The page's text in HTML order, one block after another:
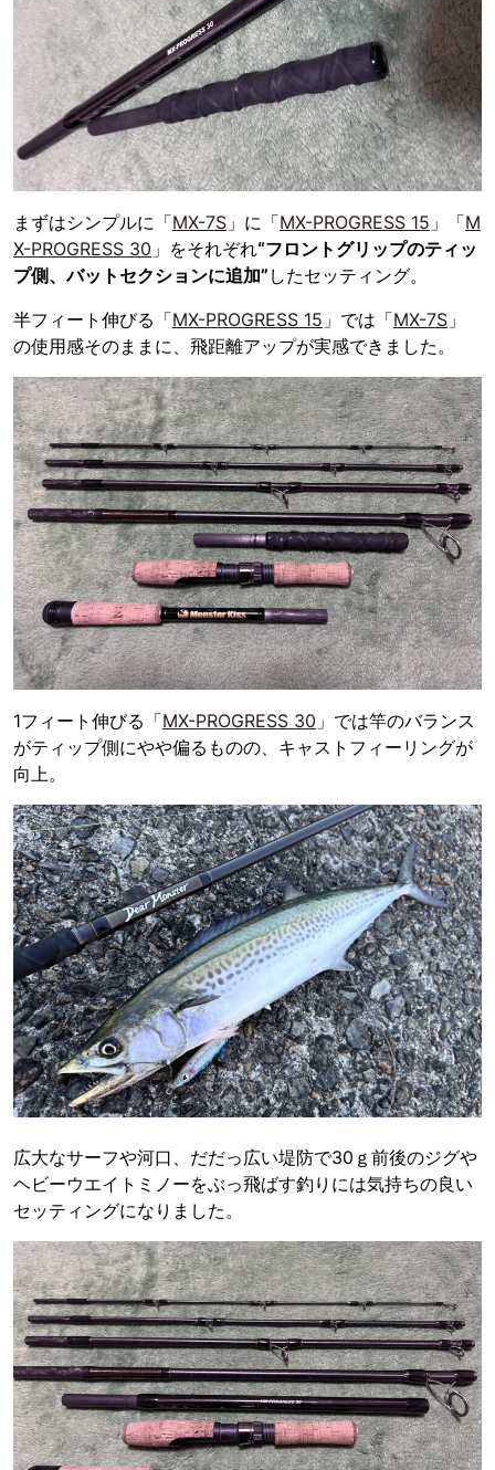
まずはシンプルに「MX-7S 」に「MX-PROGRESS 15 」「M
X-PROGRESS 30 」をそれぞれ“フロントグリップのティッ
プ側、バットセクションに追加” したセッティング。
半フィート伸びる「MX-PROGRESS 15 」では「MX-7S 」
の使用感そのままに、飛距離アップが実感できました。
1フィート伸びる「MX-PROGRESS 30 」では竿のバランス
がティップ側にやや偏るものの、キャストフィーリングが
向上。
広大なサーフや河口、だだっ広い堤防で30ｇ前後のジグや
ヘビーウエイトミノーをぶっ飛ばす釣りには気持ちの良い
セッティングになりました。